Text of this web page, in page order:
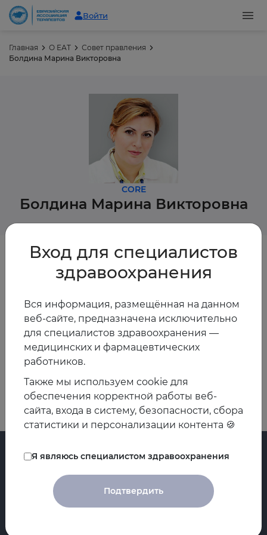
Войти
Главная О ЕАТ
Совет правления
Болдина Марина Викторовна
CORE
Болдина Марина Викторовна
Кандидат медицинских наук, доцент кафедры терапии
медицинского университета, руководитель
областного пульмонологического консультативного
центра г. Нижний Новгород
Назад
Вход для специалистов
здравоохранения
Вся информация, размещённая на данном
веб-сайте, предназначена исключительно
для специалистов здравоохранения —
медицинских и фармацевтических
работников.
Также мы используем cookie для
обеспечения корректной работы веб-
сайта, входа в систему, безопасности, сбора
статистики и персонализации контента 🍪
Я являюсь специалистом здравоохранения
Подтвердить